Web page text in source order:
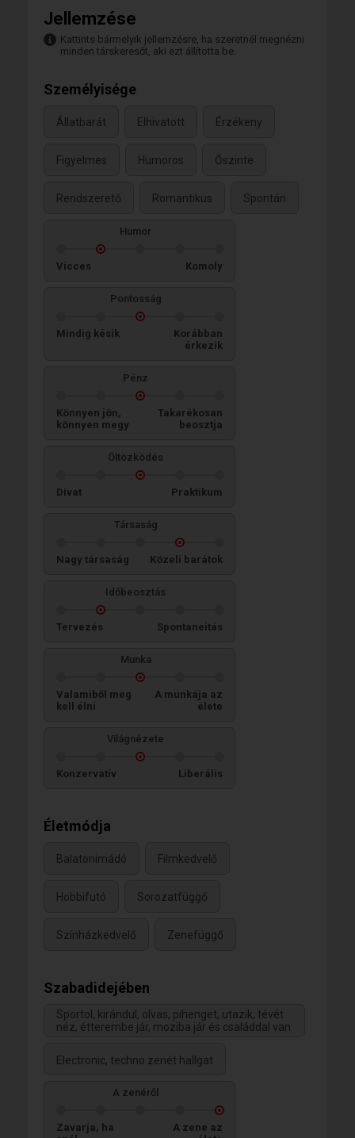
Jellemzése
Kattints bármelyik jellemzésre, ha szeretnél megnézni
minden társkeresőt, aki ezt állította be.
Személyisége
Állatbarát Elhivatott Érzékeny
Figyelmes Humoros Őszinte
Rendszerető Romantikus Spontán
Humor
Vicces Komoly
Pontosság
Mindig késik
Korábban
érkezik
Pénz
Könnyen jön,
könnyen megy
Takarékosan
beosztja
Öltözködés
Divat Praktikum
Társaság
Nagy társaság Közeli barátok
Időbeosztás
Tervezés Spontaneitás
Munka
Valamiből meg
kell élni
A munkája az
élete
Világnézete
Konzervatív Liberális
Életmódja
Balatonimádó Filmkedvelő
Hobbifutó Sorozatfüggő
Színházkedvelő Zenefüggő
Szabadidejében
Sportol, kirándul, olvas, pihenget, utazik, tévét
néz, étterembe jár, moziba jár és családdal van
Electronic, techno zenét hallgat
A zenéről
Zavarja, ha
A zene az